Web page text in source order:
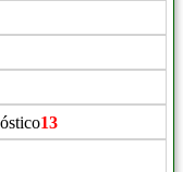
13